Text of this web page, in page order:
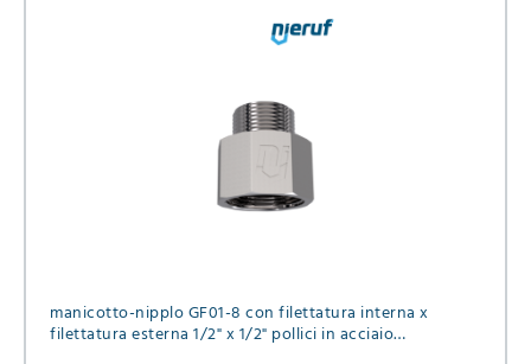
manicotto-nipplo GF01-8 con filettatura interna x
filettatura esterna 1/2" x 1/2" pollici in acciaio